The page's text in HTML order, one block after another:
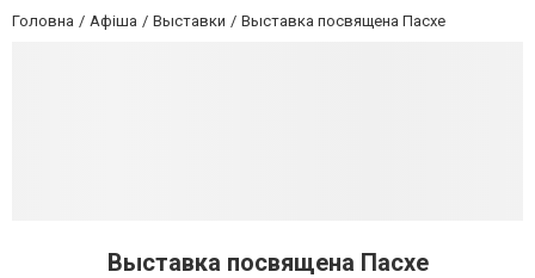
Головна Афіша Выставки Выставка посвящена Пасхе
Выставка посвящена Пасхе